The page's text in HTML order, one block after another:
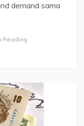
demand sama
Reading